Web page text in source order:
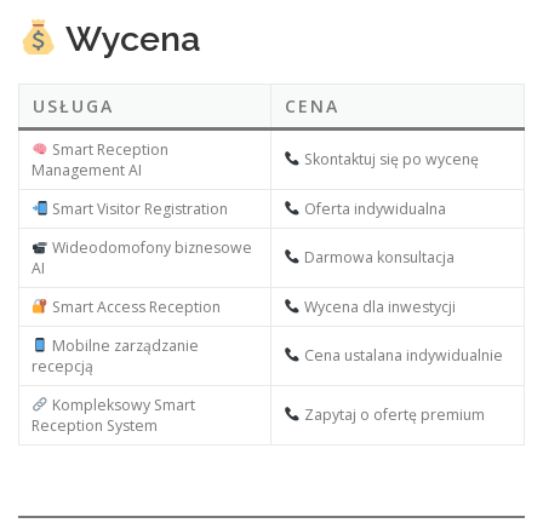
Wycena
USŁUGA CENA
Smart Reception
Management AI
Skontaktuj się po wycenę
Smart Visitor Registration
Oferta indywidualna
Wideodomofony biznesowe
AI
Darmowa konsultacja
Smart Access Reception
Wycena dla inwestycji
Mobilne zarządzanie
recepcją
Cena ustalana indywidualnie
Kompleksowy Smart
Reception System
Zapytaj o ofertę premium